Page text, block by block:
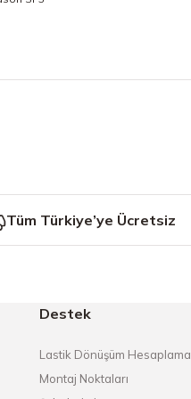
Tüm Türkiye’ye Ücretsiz
Destek
Lastik Dönüşüm Hesaplama
Montaj Noktaları